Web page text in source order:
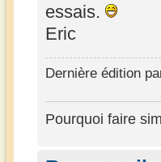
essais.
Eric
Dernière édition
Pourquoi faire